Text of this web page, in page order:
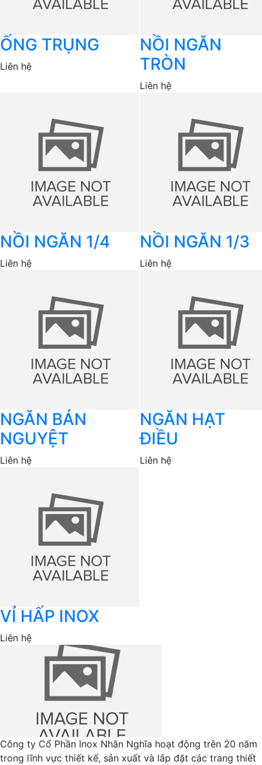
ỐNG TRỤNG
Liên hệ
NỒI NGĂN
TRÒN
Liên hệ
NỒI NGĂN 1/4
Liên hệ
NỒI NGĂN 1/3
Liên hệ
NGĂN BÁN
NGUYỆT
Liên hệ
NGĂN HẠT
ĐIỀU
Liên hệ
VỈ HẤP INOX
Liên hệ
Công ty Cổ Phần Inox Nhân Nghĩa hoạt động trên 20 năm
trong lĩnh vực thiết kế, sản xuất và lắp đặt các trang thiết